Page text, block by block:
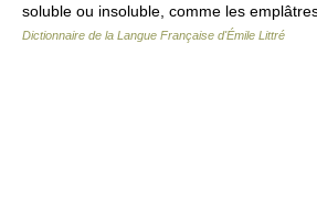
soluble ou insoluble, comme les
Dictionnaire de la Langue Française d'Émile Littré